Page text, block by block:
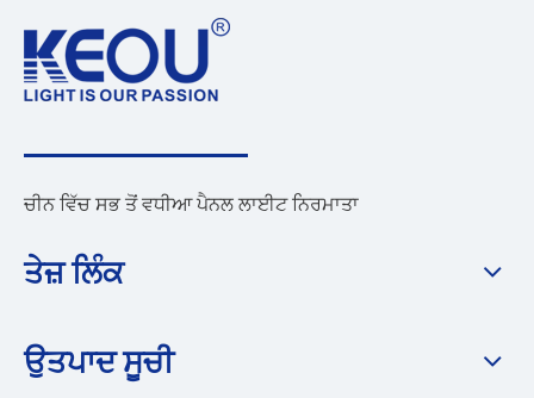
ਚੀਨ ਵਿੱਚ ਸਭ ਤੋਂ ਵਧੀਆ ਪੈਨਲ ਲਾਈਟ ਨਿਰਮਾਤਾ
ਤੇਜ਼ ਲਿੰਕ
ਉਤਪਾਦ ਸੂਚੀ